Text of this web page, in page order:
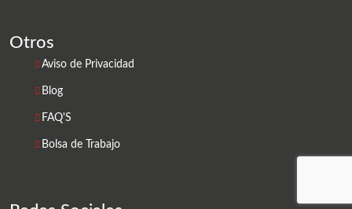
Otros
Aviso de Privacidad
Blog
FAQ'S
Bolsa de Trabajo